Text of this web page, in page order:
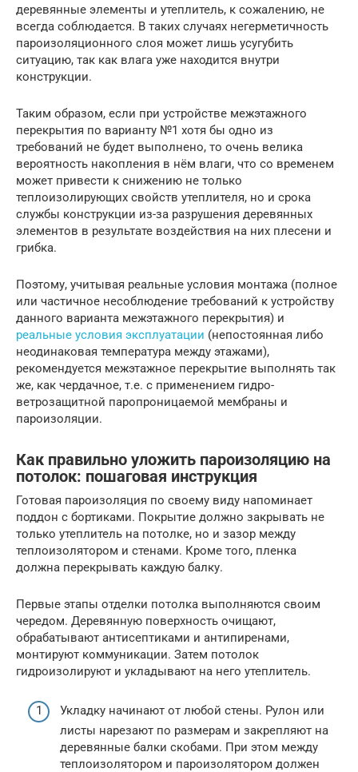
деревянные элементы и утеплитель, к сожалению, не
всегда соблюдается. В таких случаях негерметичность
пароизоляционного слоя может лишь усугубить
ситуацию, так как влага уже находится внутри
конструкции.
Таким образом, если при устройстве межэтажного
перекрытия по варианту №1 хотя бы одно из
требований не будет выполнено, то очень велика
вероятность накопления в нём влаги, что со временем
может привести к снижению не только
теплоизолирующих свойств утеплителя, но и срока
службы конструкции из-за разрушения деревянных
элементов в результате воздействия на них плесени и
грибка.
Поэтому, учитывая реальные условия монтажа (полное
или частичное несоблюдение требований к устройству
данного варианта межэтажного перекрытия) и
реальные условия эксплуатации (непостоянная либо
неодинаковая температура между этажами),
рекомендуется межэтажное перекрытие выполнять так
же, как чердачное, т.е. с применением гидро-
ветрозащитной паропроницаемой мембраны и
пароизоляции.
Как правильно уложить пароизоляцию на
потолок: пошаговая инструкция
Готовая пароизоляция по своему виду напоминает
поддон с бортиками. Покрытие должно закрывать не
только утеплитель на потолке, но и зазор между
теплоизолятором и стенами. Кроме того, пленка
должна перекрывать каждую балку.
Первые этапы отделки потолка выполняются своим
чередом. Деревянную поверхность очищают,
обрабатывают антисептиками и антипиренами,
монтируют коммуникации. Затем потолок
гидроизолируют и укладывают на него утеплитель.
Укладку начинают от любой стены. Рулон или
листы нарезают по размерам и закрепляют на
деревянные балки скобами. При этом между
теплоизолятором и пароизолятором должен